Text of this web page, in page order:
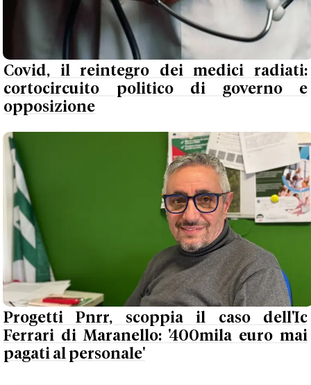
Covid, il reintegro dei medici radiati:
cortocircuito politico di governo e
opposizione
Progetti Pnrr, scoppia il caso dell'Ic
Ferrari di Maranello: '400mila euro mai
pagati al personale'